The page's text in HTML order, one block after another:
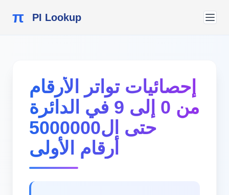
π PI Lookup
إحصائيات تواتر الأرقام
من 0 إلى 9 في الدائرة
حتى ال5000000
أرقام الأولى